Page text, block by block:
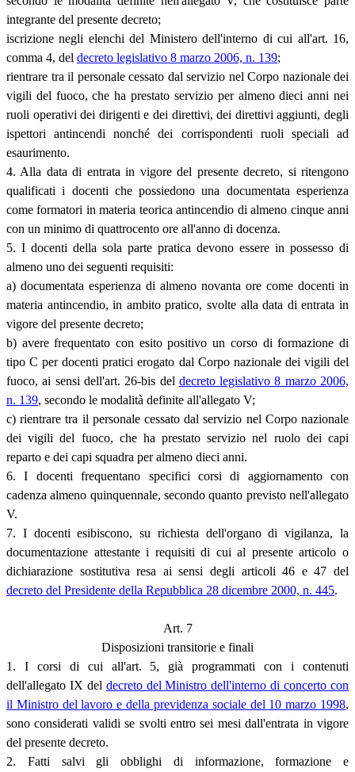
integrante del presente decreto;
iscrizione negli elenchi del Ministero dell'interno di cui all'art. 16,
comma 4, del decreto legislativo 8 marzo 2006, n. 139;
rientrare tra il personale cessato dal servizio nel Corpo nazionale dei
vigili del fuoco, che ha prestato servizio per almeno dieci anni nei
ruoli operativi dei dirigenti e dei direttivi, dei direttivi aggiunti, degli
ispettori antincendi nonché dei corrispondenti ruoli speciali ad
esaurimento.
4. Alla data di entrata in vigore del presente decreto, si ritengono
qualificati i docenti che possiedono una documentata esperienza
come formatori in materia teorica antincendio di almeno cinque anni
con un minimo di quattrocento ore all'anno di docenza.
5. I docenti della sola parte pratica devono essere in possesso di
almeno uno dei seguenti requisiti:
a) documentata esperienza di almeno novanta ore come docenti in
materia antincendio, in ambito pratico, svolte alla data di entrata in
vigore del presente decreto;
b) avere frequentato con esito positivo un corso di formazione di
tipo C per docenti pratici erogato dal Corpo nazionale dei vigili del
fuoco, ai sensi dell'art. 26-bis del decreto legislativo 8 marzo 2006,
n. 139, secondo le modalità definite all'allegato V;
c) rientrare tra il personale cessato dal servizio nel Corpo nazionale
dei vigili del fuoco, che ha prestato servizio nel ruolo dei capi
reparto e dei capi squadra per almeno dieci anni.
6. I docenti frequentano specifici corsi di aggiornamento con
cadenza almeno quinquennale, secondo quanto previsto nell'allegato
V.
7. I docenti esibiscono, su richiesta dell'organo di vigilanza, la
documentazione attestante i requisiti di cui al presente articolo o
dichiarazione sostitutiva resa ai sensi degli articoli 46 e 47 del
decreto del Presidente della Repubblica 28 dicembre 2000, n. 445.
Art. 7
Disposizioni transitorie e finali
1. I corsi di cui all'art. 5, già programmati con i contenuti
dell'allegato IX del decreto del Ministro dell'interno di concerto con
il Ministro del lavoro e della previdenza sociale del 10 marzo 1998,
sono considerati validi se svolti entro sei mesi dall'entrata in vigore
del presente decreto.
2. Fatti salvi gli obblighi di informazione, formazione e